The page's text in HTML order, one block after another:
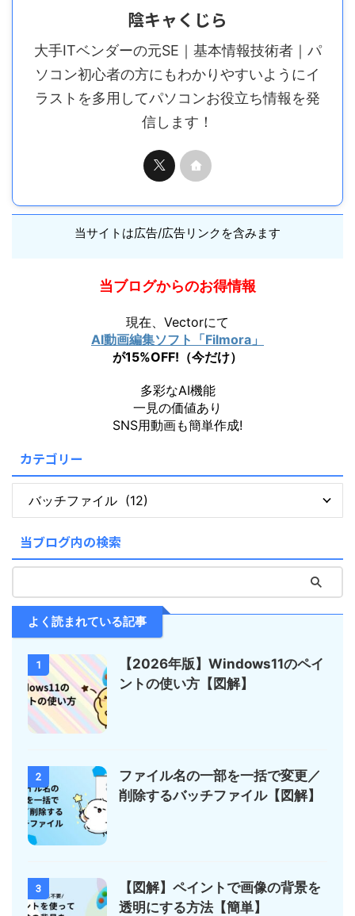
陰キャくじら
大手ITベンダーの元SE｜基本情報技術者｜パ
ソコン初心者の方にもわかりやすいようにイ
ラストを多用してパソコンお役立ち情報を発
信します！
当サイトは広告/広告リンクを含みます
当ブログからのお得情報
現在、Vectorにて
AI動画編集ソフト「Filmora」
が15%OFF!（今だけ）
多彩なAI機能
一見の価値あり
SNS用動画も簡単作成!
カテゴリー
当ブログ内の検索
よく読まれている記事
1
【2026年版】Windows11のペイ
ントの使い方【図解】
2
ファイル名の一部を一括で変更／
削除するバッチファイル【図解】
3
【図解】ペイントで画像の背景を
透明にする方法【簡単】